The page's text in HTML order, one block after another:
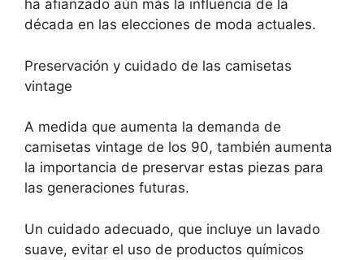
ha afianzado aún más la influencia de la
década en las elecciones de moda actuales.
Preservación y cuidado de las camisetas
vintage
A medida que aumenta la demanda de
camisetas vintage de los 90, también aumenta
la importancia de preservar estas piezas para
las generaciones futuras.
Un cuidado adecuado, que incluye un lavado
suave, evitar el uso de productos químicos